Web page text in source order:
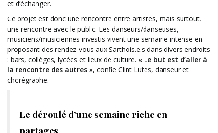
et d’échanger.
Ce projet est donc une rencontre entre artistes, mais surtout,
une rencontre avec le public. Les danseurs/danseuses,
musiciens/musiciennes investis vivent une semaine intense en
proposant des rendez-vous aux Sarthois.e.s dans divers endroits
: bars, collèges, lycées et lieux de culture. « Le but est d’aller à
la rencontre des autres », confie Clint Lutes, danseur et
chorégraphe.
Le déroulé d’une semaine riche en
partages